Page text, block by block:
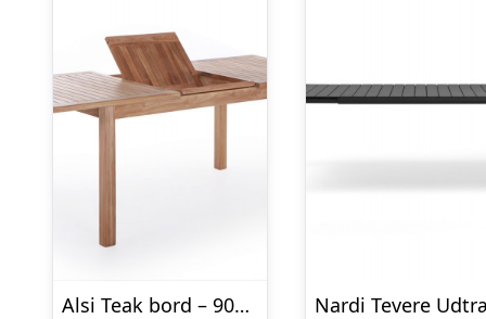
Alsi Teak bord – 90×150/200 cm